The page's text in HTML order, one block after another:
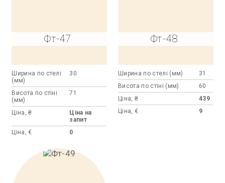
Фт-47
Ширина по стелі
(мм)
30
Висота по стіні
(мм)
71
Ціна, ₴
Ціна на
запит
Ціна, €
0
Фт-48
Ширина по стелі (мм)
31
Висота по стіні (мм)
60
Ціна, ₴
439
Ціна, €
9